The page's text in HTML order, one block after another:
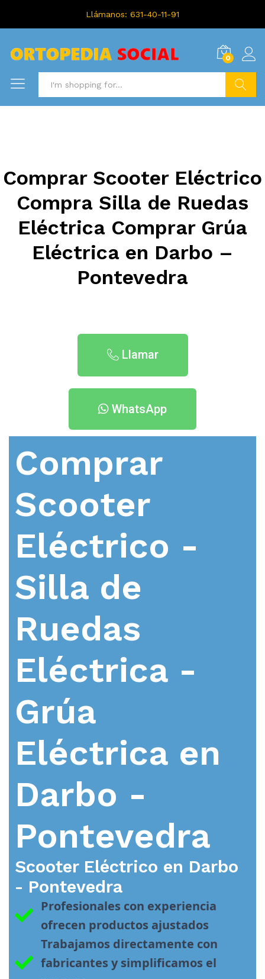
Llámanos: 631-40-11-91
0
Comprar Scooter Eléctrico
Compra Silla de Ruedas
Eléctrica Comprar Grúa
Eléctrica en Darbo –
Pontevedra
Llamar
WhatsApp
Comprar
Scooter
Eléctrico -
Silla de
Ruedas
Eléctrica -
Grúa
Eléctrica en
Darbo -
Pontevedra
Scooter Eléctrico en Darbo
- Pontevedra
Profesionales con experiencia
ofrecen productos ajustados
Trabajamos directamente con
fabricantes y simplificamos el